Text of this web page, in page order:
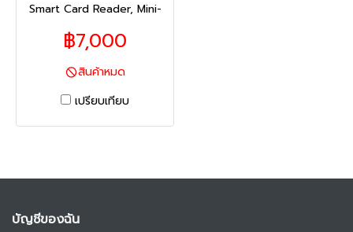
Smart Card Reader, Mini-
฿7,000
สินค้าหมด
เปรียบเทียบ
บัญชีของฉัน